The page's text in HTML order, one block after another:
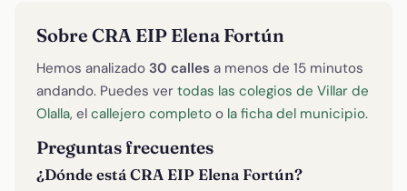
Sobre CRA EIP Elena Fortún
Hemos analizado 30 calles a menos de 15 minutos
andando. Puedes ver todas las colegios de Villar de
Olalla, el callejero completo o la ficha del municipio.
Preguntas frecuentes
¿Dónde está CRA EIP Elena Fortún?